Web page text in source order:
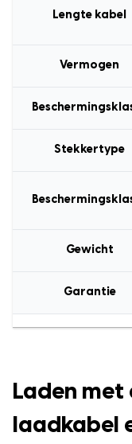
Lengte kabel
Vermogen
Stekkertype
Gewicht
Garantie
Laden
laadkabel